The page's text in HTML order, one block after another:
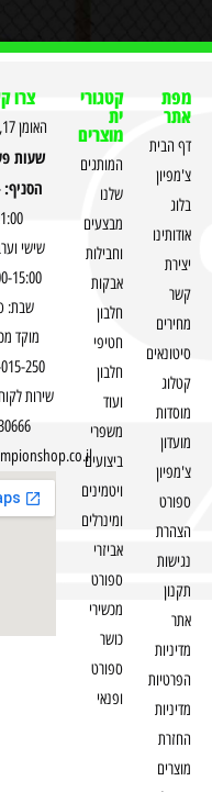
מפת
אתר
דף הבית
צ'מפיון
בלוג
אודותינו
יצירת
קשר
מחירים
סיטונאים
קטלוג
מוסדות
מועדון
צ'מפיון
ספורט
הצהרת
נגישות
תקנון
אתר
מדיניות
הפרטיות
מדיניות
החזרת
מוצרים
קטגורי
ית
מוצרים
המותגים
שלנו
מבצעים
וחבילות
אבקות
חלבון
חטיפי
חלבון
ועוד
משפרי
ביצועים
ויטמינים
ומינרלים
אביזרי
ספורט
מכשירי
כושר
ספורט
ופנאי
צרו
האומן 17, חדרה
שעות
הסניף:
שישי
שבת:
מוקד
250